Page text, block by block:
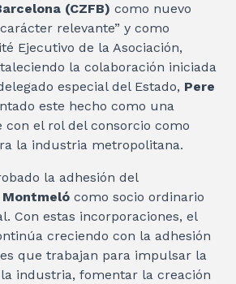
(CZFB) como nuevo
relevante” y como
Ejecutivo de la Asociación,
la colaboración iniciada
especial del Estado, Pere
este hecho como una
con el rol del consorcio como
la industria metropolitana.
la adhesión del
como socio ordinario
Con estas incorporaciones, el
creciendo con la adhesión
que trabajan para impulsar la
industria, fomentar la creación